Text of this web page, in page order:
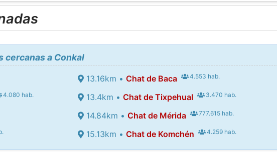
cercanas a Conkal
4.080 hab.
13.16km •Chat de Baca 4.553 hab.
13.4km •Chat de Tixpehual 3.470 hab.
14.84km •Chat de Mérida 777.615 hab.
15.13km •Chat de Komchén 4.259 hab.